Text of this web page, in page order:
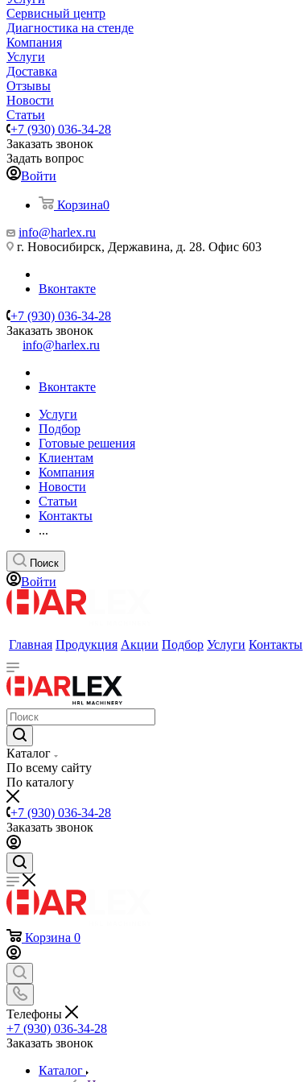
Сервисный центр
Диагностика на стенде
Компания
Услуги
Доставка
Отзывы
Новости
Статьи
+7 (930) 036-34-28
Заказать звонок
Задать вопрос
Войти
Корзина0
info@harlex.ru
г. Новосибирск, Державина, д. 28. Офис 603
Вконтакте
+7 (930) 036-34-28
Заказать звонок
info@harlex.ru
Вконтакте
Услуги
Подбор
Готовые решения
Клиентам
Компания
Новости
Статьи
Контакты
...
Поиск
Войти
Главная Продукция Акции Подбор Услуги Контакты
Каталог
По всему сайту
По каталогу
+7 (930) 036-34-28
Заказать звонок
Корзина 0
Телефоны
+7 (930) 036-34-28
Заказать звонок
Каталог